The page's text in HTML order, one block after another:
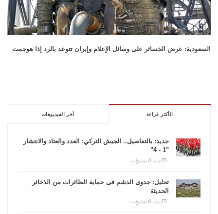
السعودية: عرض الخسائر على وسائل الإعلام وإيران تتوعد بالرد إذا هوجمت
الأكثر قراءة آخر الفيديوهات
جديد: بالتفاصيل.. الجيش التركي: العدد والعتاد والانتشار
"1 - 4"
منذ 8 سنوات
تحليل: جدوى الدشم فى حماية الطائرات من الذخائر
الحديثة
منذ 6 سنوات